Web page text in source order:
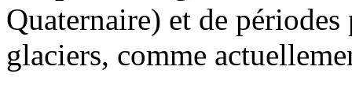
Quaternaire) et de
glaciers, comme